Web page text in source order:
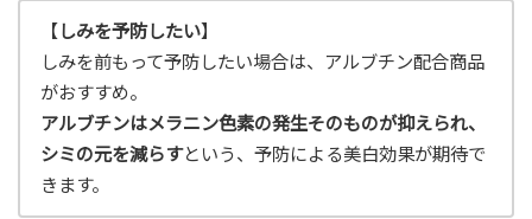
【 しみを予防したい】
しみを前もって予防したい場合は、アルブチン配合商品
がおすすめ。
アルブチンはメラニン色素の発生そのものが抑えられ、
シミの元を減らすという、予防による美白効果が期待で
きます。